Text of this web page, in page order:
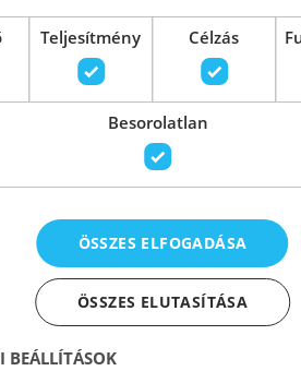
785 mm
Teljesítmény Célzás
Besorolatlan
ÖSSZES ELFOGADÁSA
ÖSSZES ELUTASÍTÁSA
BEÁLLÍTÁSOK